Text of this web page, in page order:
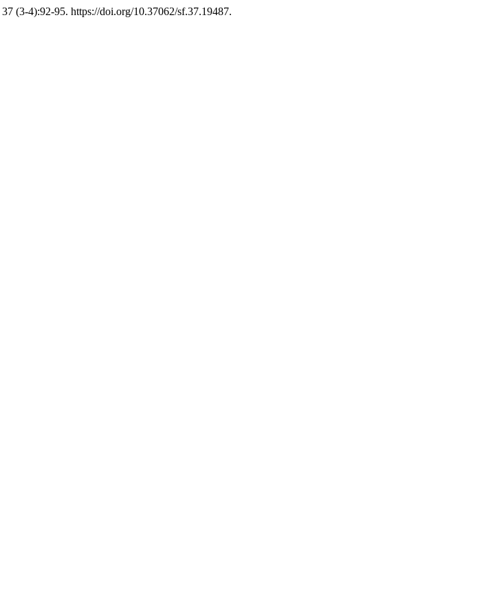
37 (3-4):92-95. https://doi.org/10.37062/sf.37.19487.